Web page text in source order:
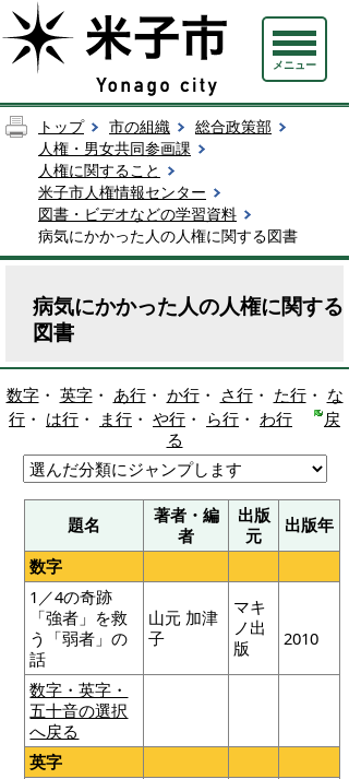
メニュー
トップ 市の組織
総合政策部
人権・男女共同参画課
人権に関すること
米子市人権情報センター
図書・ビデオなどの学習資料
病気にかかった人の人権に関する図書
病気にかかった人の人権に関する
図書
数字・ 英字・ あ行・ か行・ さ行・ た行・ な
行 ・ は行 ・ ま行 ・ や行 ・ ら行 ・ わ行
戻
る
題名
著者・編
者
出版
元
出版年
数字
1／4の奇跡
「強者」を救
う「弱者」の
話
山元 加津
子
マキ
ノ出
版
2010
数字・英字・
五十音の選択
へ戻る
英字